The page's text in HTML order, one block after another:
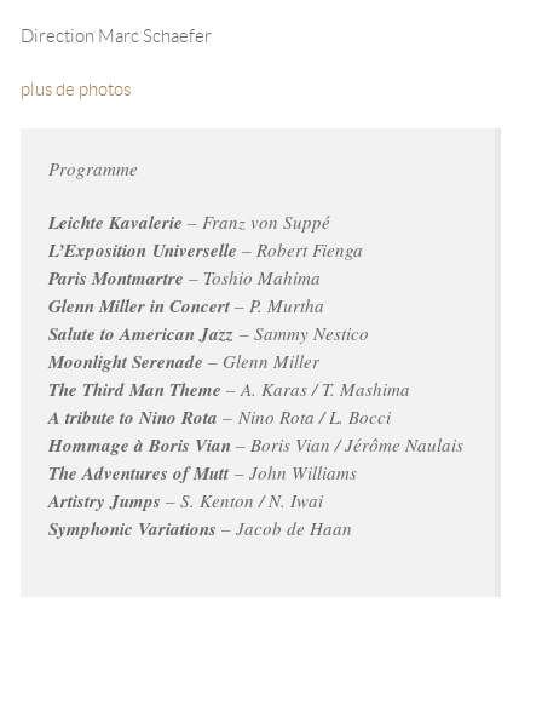
Direction Marc Schaefer
plus de photos
Programme
Leichte Kavalerie – Franz von Suppé
L’Exposition Universelle – Robert Fienga
Paris Montmartre – Toshio Mahima
Glenn Miller in Concert– P. Murtha
Salute to American Jazz – Sammy Nestico
Moonlight Serenade – Glenn Miller
The Third Man Theme – A. Karas / T. Mashima
A tribute to Nino Rota – Nino Rota / L. Bocci
Hommage à Boris Vian – Boris Vian / Jérôme Naulais
The Adventures of Mutt – John Williams
Artistry Jumps – S. Kenton / N. Iwai
Symphonic Variations – Jacob de Haan